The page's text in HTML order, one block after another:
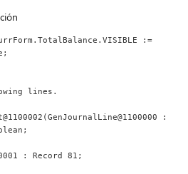
:=
lines.
:
: Record 81;